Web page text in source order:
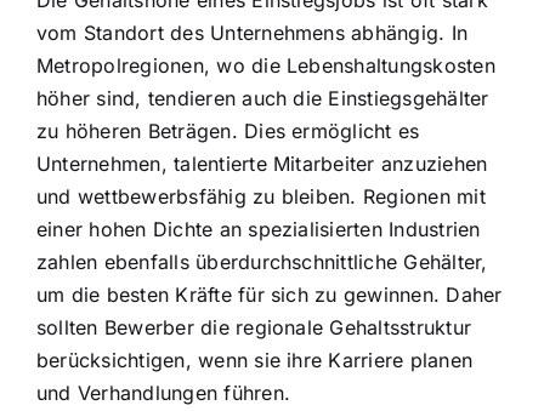
vom Standort des Unternehmens abhängig. In
Metropolregionen, wo die Lebenshaltungskosten
höher sind, tendieren auch die Einstiegsgehälter
zu höheren Beträgen. Dies ermöglicht es
Unternehmen, talentierte Mitarbeiter anzuziehen
und wettbewerbsfähig zu bleiben. Regionen mit
einer hohen Dichte an spezialisierten Industrien
zahlen ebenfalls überdurchschnittliche Gehälter,
um die besten Kräfte für sich zu gewinnen. Daher
sollten Bewerber die regionale Gehaltsstruktur
berücksichtigen, wenn sie ihre Karriere planen
und Verhandlungen führen.